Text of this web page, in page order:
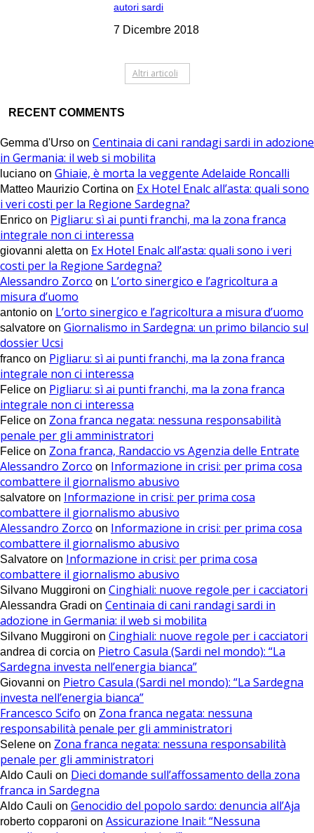
autori sardi
7 Dicembre 2018
Altri articoli
RECENT COMMENTS
Gemma d'Urso on Centinaia di cani randagi sardi in adozione
in Germania: il web si mobilita
luciano on Ghiaie, è morta la veggente Adelaide Roncalli
Matteo Maurizio Cortina on Ex Hotel Enalc all’asta: quali sono
i veri costi per la Regione Sardegna?
Enrico on Pigliaru: sì ai punti franchi, ma la zona franca
integrale non ci interessa
giovanni aletta on Ex Hotel Enalc all’asta: quali sono i veri
costi per la Regione Sardegna?
Alessandro Zorco on L’orto sinergico e l’agricoltura a
misura d’uomo
antonio on L’orto sinergico e l’agricoltura a misura d’uomo
salvatore on Giornalismo in Sardegna: un primo bilancio sul
dossier Ucsi
franco on Pigliaru: sì ai punti franchi, ma la zona franca
integrale non ci interessa
Felice on Pigliaru: sì ai punti franchi, ma la zona franca
integrale non ci interessa
Felice on Zona franca negata: nessuna responsabilità
penale per gli amministratori
Felice on Zona franca, Randaccio vs Agenzia delle Entrate
Alessandro Zorco on Informazione in crisi: per prima cosa
combattere il giornalismo abusivo
salvatore on Informazione in crisi: per prima cosa
combattere il giornalismo abusivo
Alessandro Zorco on Informazione in crisi: per prima cosa
combattere il giornalismo abusivo
Salvatore on Informazione in crisi: per prima cosa
combattere il giornalismo abusivo
Silvano Muggironi on Cinghiali: nuove regole per i cacciatori
Alessandra Gradi on Centinaia di cani randagi sardi in
adozione in Germania: il web si mobilita
Silvano Muggironi on Cinghiali: nuove regole per i cacciatori
andrea di corcia on Pietro Casula (Sardi nel mondo): “La
Sardegna investa nell’energia bianca”
Giovanni on Pietro Casula (Sardi nel mondo): “La Sardegna
investa nell’energia bianca”
Francesco Scifo on Zona franca negata: nessuna
responsabilità penale per gli amministratori
Selene on Zona franca negata: nessuna responsabilità
penale per gli amministratori
Aldo Cauli on Dieci domande sull’affossamento della zona
franca in Sardegna
Aldo Cauli on Genocidio del popolo sardo: denuncia all’Aja
roberto copparoni on Assicurazione Inail: “Nessuna